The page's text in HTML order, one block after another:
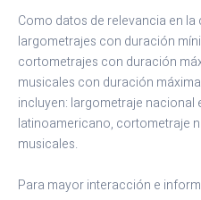
Como datos de relevancia en
largometrajes con duración
cortometrajes con duración
musicales con duración
incluyen: largometraje
latinoamericano, cortometraje
musicales.
Para mayor interacción e